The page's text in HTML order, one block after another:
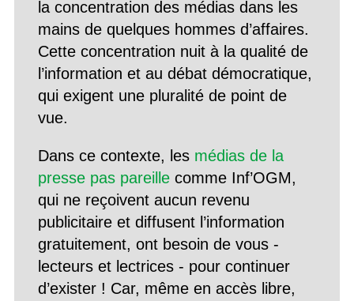
la concentration des médias dans les
mains de quelques hommes d’affaires.
Cette concentration nuit à la qualité de
l’information et au débat démocratique,
qui exigent une pluralité de point de
vue.
Dans ce contexte, les médias de la
presse pas pareillecomme Inf’OGM,
qui ne reçoivent aucun revenu
publicitaire et diffusent l’information
gratuitement, ont besoin de vous -
lecteurs et lectrices - pour continuer
d’exister ! Car, même en accès libre,